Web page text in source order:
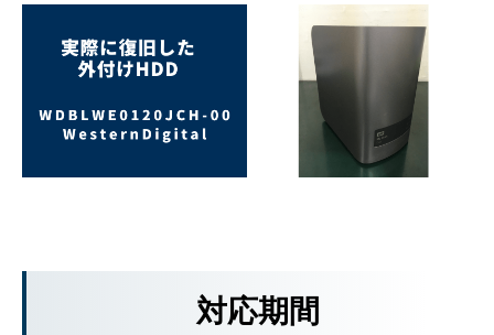
対応期間